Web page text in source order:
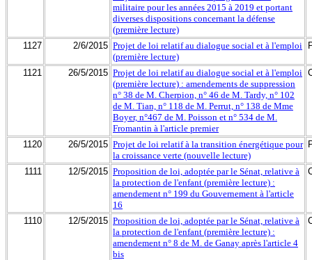
militaire pour les années 2015 à 2019 et portant
diverses dispositions concernant la défense
(première lecture)
1127 2/6/2015 Projet de loi relatif au dialogue social et à l'emploi
(première lecture)
1121 26/5/2015 Projet de loi relatif au dialogue social et à l'emploi
(première lecture) : amendements de suppression
n° 38 de M. Cherpion, n° 46 de M. Tardy, n° 102
de M. Tian, n° 118 de M. Perrut, n° 138 de Mme
Boyer, n°467 de M. Poisson et n° 534 de M.
Fromantin à l'article premier
1120 26/5/2015 Projet de loi relatif à la transition énergétique pour
la croissance verte (nouvelle lecture)
1111 12/5/2015 Proposition de loi, adoptée par le Sénat, relative à
la protection de l'enfant (première lecture) :
amendement n° 199 du Gouvernement à l'article
16
1110 12/5/2015 Proposition de loi, adoptée par le Sénat, relative à
la protection de l'enfant (première lecture) :
amendement n° 8 de M. de Ganay après l'article 4
bis